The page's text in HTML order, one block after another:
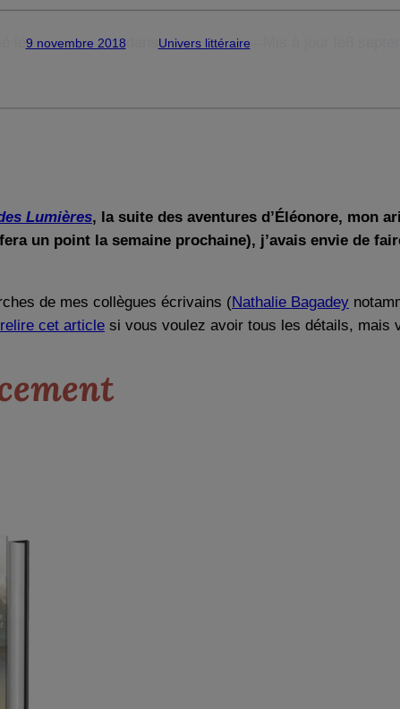
9 novembre 2018 Univers littéraire
Lumières, la suite des aventures d’Éléonore, mon
un point la semaine prochaine), j’avais envie de
de mes collègues écrivains (Nathalie Bagadey
cet article si vous voulez avoir tous les détails, mais